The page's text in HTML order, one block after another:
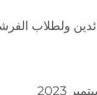
ولطلاب